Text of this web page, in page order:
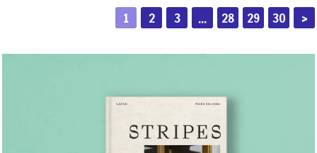
1 2 3 ... 28 29 30 >